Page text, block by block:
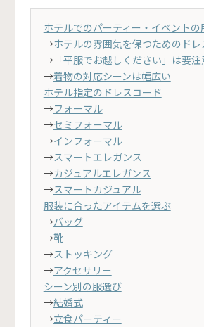
ホテルでのパーティー・イベント
→ホテルの雰囲気を保つためのドレ
→「平服でお越しください」は要注
→着物の対応シーンは幅広い
ホテル指定のドレスコード
→フォーマル
→セミフォーマル
→インフォーマル
→スマートエレガンス
→カジュアルエレガンス
→スマートカジュアル
服装に合ったアイテムを選ぶ
→バッグ
→靴
→ストッキング
→アクセサリー
シーン別の服選び
→結婚式
→立食パーティー